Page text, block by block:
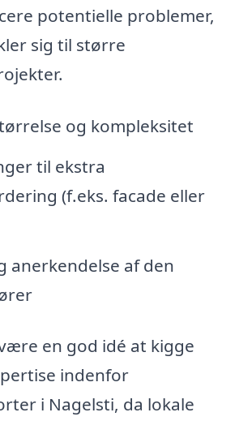
potentielle problemer,
sig til større
og kompleksitet
til ekstra
(f.eks. facade eller
anerkendelse af den
en god idé at kigge
indenfor
i Nagelsti, da lokale